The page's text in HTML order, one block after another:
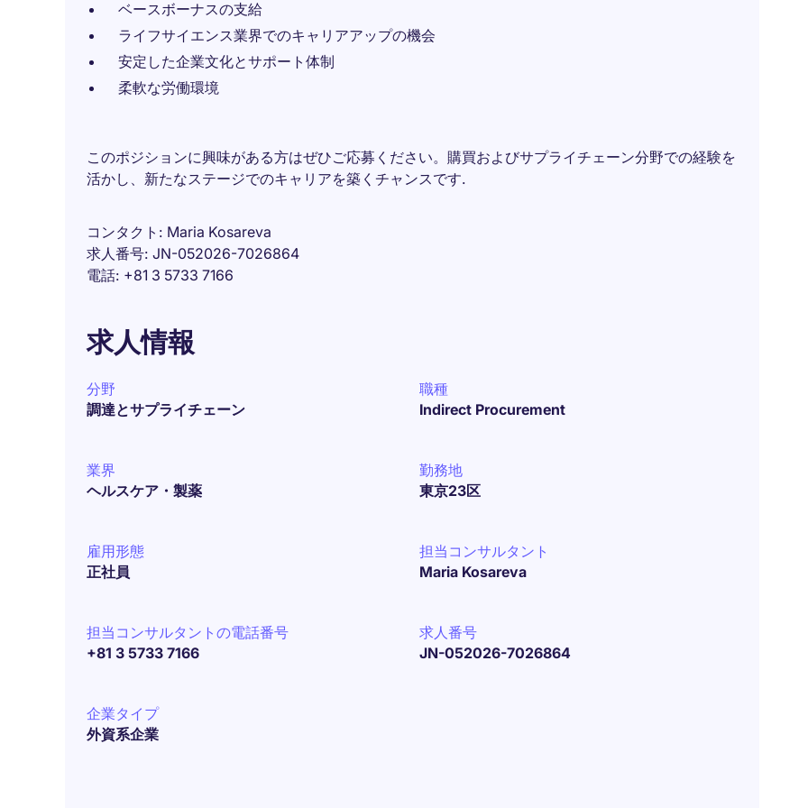
ベースボーナスの支給
ライフサイエンス業界でのキャリアアップの機会
安定した企業文化とサポート体制
柔軟な労働環境
このポジションに興味がある方はぜひご応募ください。購買およびサプライチェーン分野での経験を
活かし、新たなステージでのキャリアを築くチャンスです.
コンタクト
Maria Kosareva
求人番号 JN-052026-7026864
電話 +81 3 5733 7166
求人情報
分野
調達とサプライチェーン
職種
Indirect Procurement
業界
ヘルスケア・製薬
勤務地
東京23区
雇用形態
正社員
担当コンサルタント
Maria Kosareva
担当コンサルタントの電話番号
+81 3 5733 7166
求人番号
JN-052026-7026864
企業タイプ
外資系企業